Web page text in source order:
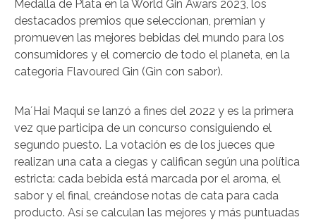
Medalla de Plata en la World Gin Awars 2023, los
destacados premios que seleccionan, premian y
promueven las mejores bebidas del mundo para los
consumidores y el comercio de todo el planeta, en la
categoría Flavoured Gin (Gin con sabor).
Ma´Hai Maqui se lanzó a fines del 2022 y es la primera
vez que participa de un concurso consiguiendo el
segundo puesto. La votación es de los jueces que
realizan una cata a ciegas y califican según una política
estricta: cada bebida está marcada por el aroma, el
sabor y el final, creándose notas de cata para cada
producto. Así se calculan las mejores y más puntuadas